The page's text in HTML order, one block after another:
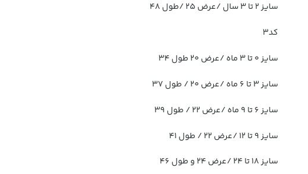
سایز ۲ تا ۳ سال /عرض ۲۵ /طول ۴۸
کد3
سایز ۰ تا ۳ ماه /عرض ۲۰ طول ۳۴
سایز ۳ تا ۶ ماه /عرض ۲۰ / طول ۳۷
سایز ۶ تا ۹ ماه /عرض ۲۲ / طول ۳۹
سایز ۹ تا ۱۲ /عرض ۲۲ / طول ۴۱
سایز ۱۸ تا ۲۴ /عرض ۲۴ و طول ۴۶